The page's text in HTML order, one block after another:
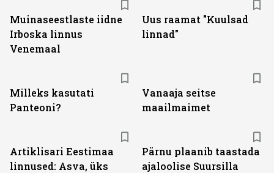
Muinaseestlaste iidne
Irboska linnus
Venemaal
Uus raamat "Kuulsad
linnad"
Milleks kasutati
Panteoni?
Vanaaja seitse
maailmaimet
Artiklisari Eestimaa
linnused: Asva, üks
Pärnu plaanib taastada
ajaloolise Suursilla